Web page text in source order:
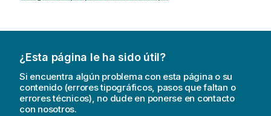
¿Esta página le ha sido útil?
Si encuentra algún problema con esta página o su
contenido (errores tipográficos, pasos que faltan o
errores técnicos), no dude en ponerse en contacto
con nosotros.